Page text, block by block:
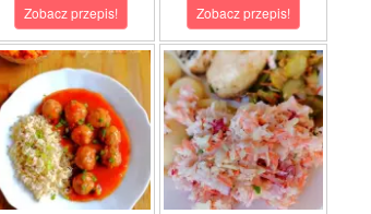
Zobacz przepis! Zobacz przepis!